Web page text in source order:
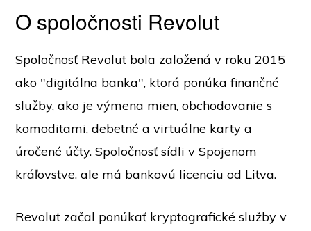
O spoločnosti Revolut
Spoločnosť Revolut bola založená v roku 2015
ako "digitálna banka", ktorá ponúka finančné
služby, ako je výmena mien, obchodovanie s
komoditami, debetné a virtuálne karty a
úročené účty. Spoločnosť sídli v Spojenom
kráľovstve, ale má bankovú licenciu od Litva.
Revolut začal ponúkať kryptografické služby v